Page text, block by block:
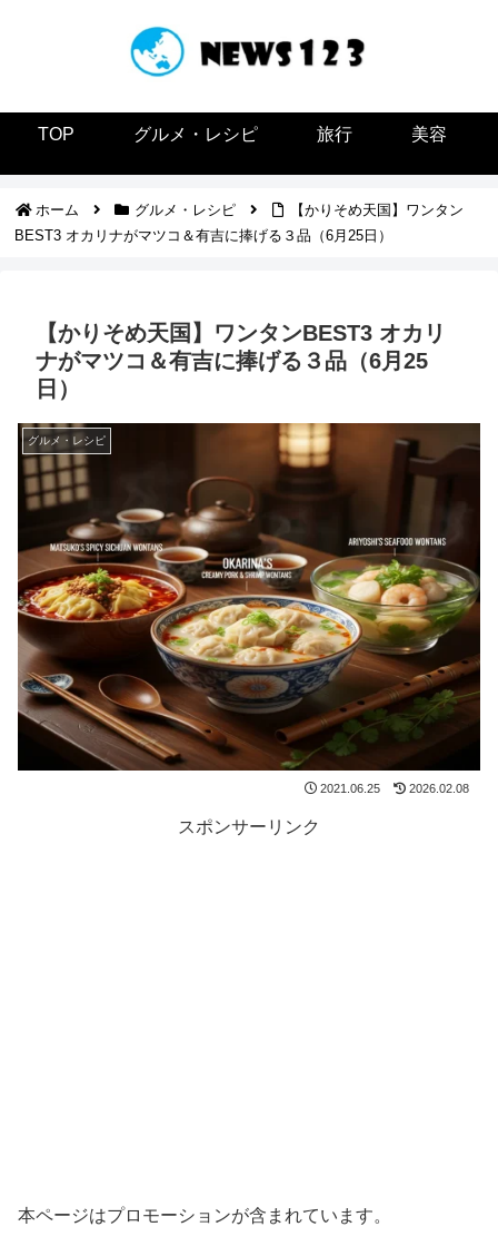
TOP グルメ・レシピ 旅行 美容
ホーム グルメ・レシピ
【かりそめ天国】ワンタン
BEST3 オカリナがマツコ＆有吉に捧げる３品（6月25日）
【かりそめ天国】ワンタンBEST3 オカリ
ナがマツコ＆有吉に捧げる３品（6月25
日）
グルメ・レシピ
2021.06.25 2026.02.08
スポンサーリンク
本ページはプロモーションが含まれています。